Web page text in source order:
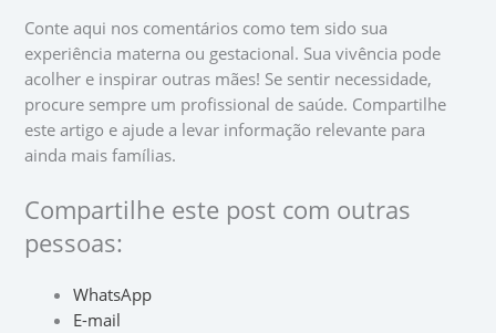
Conte aqui nos comentários como tem sido sua
experiência materna ou gestacional. Sua vivência pode
acolher e inspirar outras mães! Se sentir necessidade,
procure sempre um profissional de saúde. Compartilhe
este artigo e ajude a levar informação relevante para
ainda mais famílias.
Compartilhe este post com outras
pessoas:
WhatsApp
E-mail